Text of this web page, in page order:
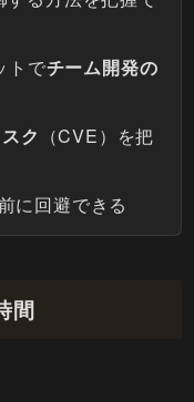
トでチーム開発の
ク （CVE）を把
に回避できる
間